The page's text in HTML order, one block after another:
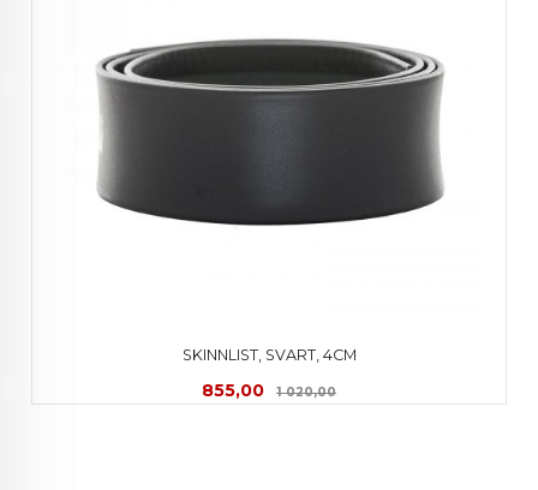
SKINNLIST, SVART, 4CM
Tilbud
855,00 1 020,00Rabatt